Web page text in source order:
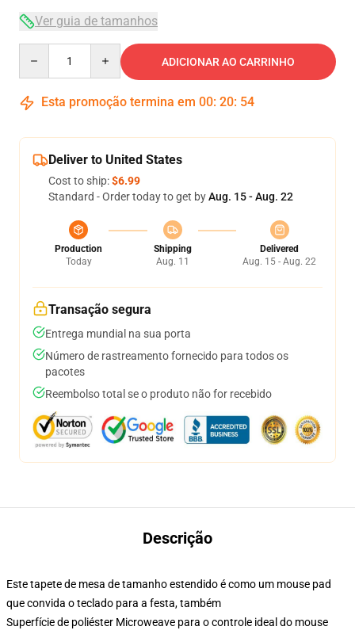
Ver guia de tamanhos
ADICIONAR AO CARRINHO
Esta promoção termina em 00: 20: 54
Deliver to United States
Cost to ship:$6.99
Standard - Order today to get byAug. 15 - Aug. 22
Production
Today
Shipping
Aug. 11
Delivered
Aug. 15 - Aug. 22
Transação segura
Entrega mundial na sua porta
Número de rastreamento fornecido para todos os
pacotes
Reembolso total se o produto não for recebido
Descrição
Este tapete de mesa de tamanho estendido é como um mouse pad
que convida o teclado para a festa, também
Superfície de poliéster Microweave para o controle ideal do mouse